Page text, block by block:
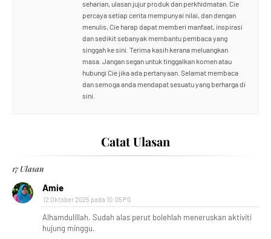
seharian, ulasan jujur produk dan perkhidmatan. Cie
percaya setiap cerita mempunyai nilai, dan dengan
menulis, Cie harap dapat memberi manfaat, inspirasi
dan sedikit sebanyak membantu pembaca yang
singgah ke sini. Terima kasih kerana meluangkan
masa. Jangan segan untuk tinggalkan komen atau
hubungi Cie jika ada pertanyaan. Selamat membaca
dan semoga anda mendapat sesuatu yang berharga di
sini.
Catat Ulasan
17 Ulasan
Amie
12 Oktober 2025 pada 10:05 PG
Alhamdulillah. Sudah alas perut bolehlah meneruskan aktiviti
hujung minggu.